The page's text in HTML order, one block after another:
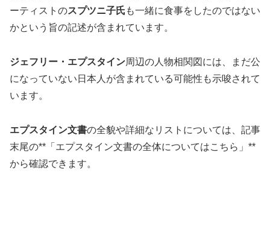
ーティストのスプツニ子氏 も一緒に食事をしたのではない
かという旨の記述が含まれています。
ジェフリー・エプスタイン周辺の人物相関図には、まだ公
になっていない日本人が含まれている可能性も示唆されて
います。
エプスタイン文書の全貌や詳細なリストについては、記事
末尾の**「エプスタイン文書の全体についてはこちら」**
から確認できます。